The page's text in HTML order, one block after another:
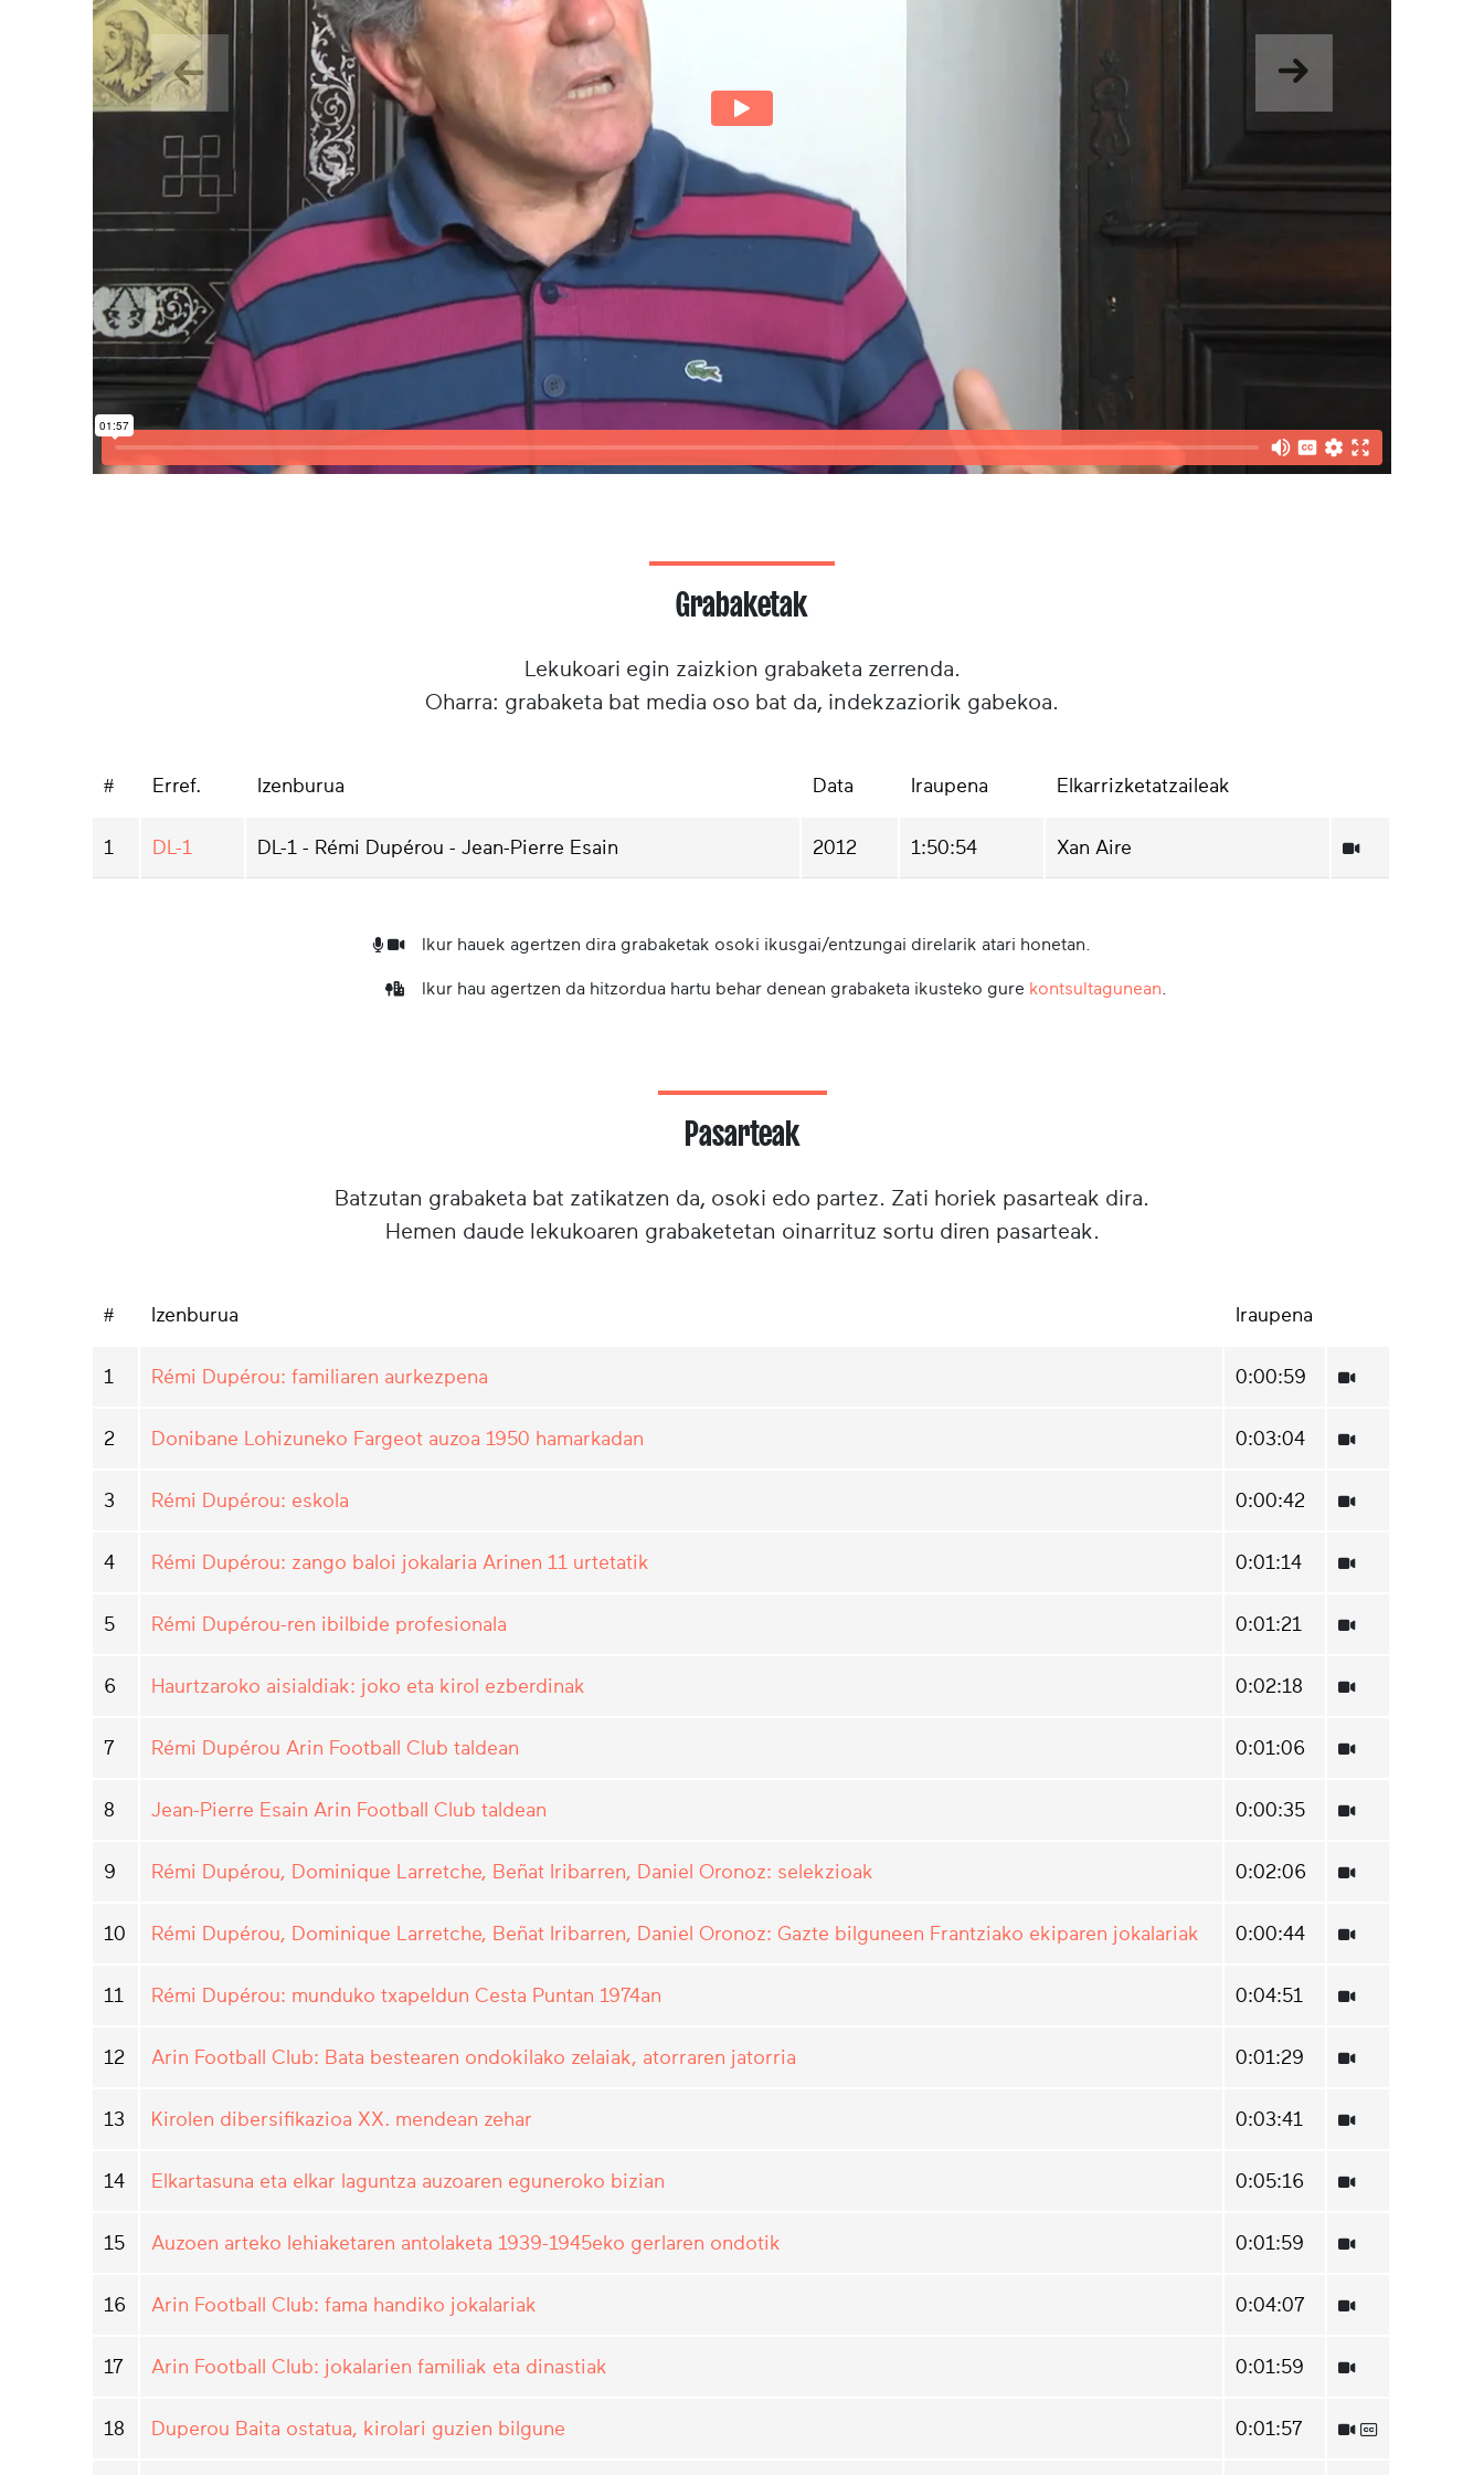
Aurrekoa Hurrengoa
Grabaketak
Lekukoari egin zaizkion grabaketa zerrenda.
Oharra: grabaketa bat media oso bat da, indekzaziorik gabekoa.
# Erref. Izenburua Data Iraupena Elkarrizketatzaileak
1 DL-1 DL-1 - Rémi Dupérou - Jean-Pierre Esain 2012 1:50:54 Xan Aire
Ikur hauek agertzen dira grabaketak osoki ikusgai/entzungai direlarik atari honetan.
Ikur hau agertzen da hitzordua hartu behar denean grabaketa ikusteko gure kontsultagunean
Pasarteak
Batzutan grabaketa bat zatikatzen da, osoki edo partez. Zati horiek pasarteak dira.
Hemen daude lekukoaren grabaketetan oinarrituz sortu diren pasarteak.
# Izenburua Iraupena
1 Rémi Dupérou: familiaren aurkezpena 0:00:59
2 Donibane Lohizuneko Fargeot auzoa 1950 hamarkadan 0:03:04
3 Rémi Dupérou: eskola 0:00:42
4 Rémi Dupérou: zango baloi jokalaria Arinen 11 urtetatik 0:01:14
5 Rémi Dupérou-ren ibilbide profesionala 0:01:21
6 Haurtzaroko aisialdiak: joko eta kirol ezberdinak 0:02:18
7 Rémi Dupérou Arin Football Club taldean 0:01:06
8 Jean-Pierre Esain Arin Football Club taldean 0:00:35
9 Rémi Dupérou, Dominique Larretche, Beñat Iribarren, Daniel Oronoz: selekzioak 0:02:06
10 Rémi Dupérou, Dominique Larretche, Beñat Iribarren, Daniel Oronoz: Gazte bilguneen Frantziako ekiparen jokalariak 0:00:44
11 Rémi Dupérou: munduko txapeldun Cesta Puntan 1974an 0:04:51
12 Arin Football Club: Bata bestearen ondokilako zelaiak, atorraren jatorria 0:01:29
13 Kirolen dibersifikazioa XX. mendean zehar 0:03:41
14 Elkartasuna eta elkar laguntza auzoaren eguneroko bizian 0:05:16
15 Auzoen arteko lehiaketaren antolaketa 1939-1945eko gerlaren ondotik 0:01:59
16 Arin Football Club: fama handiko jokalariak 0:04:07
17 Arin Football Club: jokalarien familiak eta dinastiak 0:01:59
18 Duperou Baita ostatua, kirolari guzien bilgune 0:01:57